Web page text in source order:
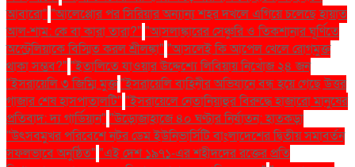
আবারো" "আলেপ্পোর পর সিরিয়ার অন্যান্য শহর দখলে এগিয়ে চলেছে হায়াত
আল-শাম: কে বা কারা তারা?" "আসলাঙ্কারের সেঞ্চুরি ও তিকশানার ঘূর্ণিতে
অস্ট্রেলিয়াকে বিস্মিত করল শ্রীলঙ্কা" "আসলেই কি আপেল খেলে রোগমুক্ত
থাকা সম্ভব?" "ইতালিতে যাওয়ার উদ্দেশ্যে লিবিয়ায় নিখোঁজ ২৪ জন
"ইসরায়েলি ৩ জিম্মি মুক্ত"ইসরায়েলি বাহিনীর অভিযানে বন্ধ হয়ে গেছে উত্তর
গাজার শেষ হাসপাতালটি" "ইসরায়েলে নেতানিয়াহুর বিরুদ্ধে হাজারো মানুষের
প্রতিবাদ: দ্য গার্ডিয়ান" "উড়োজাহাজে ৪০ ঘণ্টার নির্যাতন: হাতকড়া
"উৎসবমুখর পরিবেশে নটর ডেম ইউনিভার্সিটি বাংলাদেশের দ্বিতীয় সমাবর্তন
সফলভাবে অনুষ্ঠিত" "এই দেশ ১৯৭১-এর শহীদদের রক্তের প্রতি